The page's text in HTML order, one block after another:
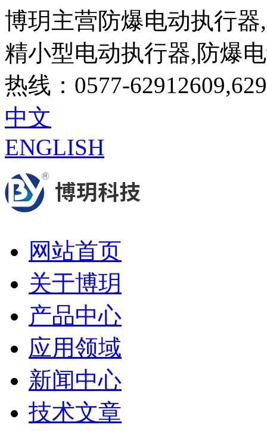
博玥主营防爆电动执行
精小型电动执行器,防爆
热线：0577-
中文
ENGLISH
网站首页
关于博玥
产品中心
应用领域
新闻中心
技术文章